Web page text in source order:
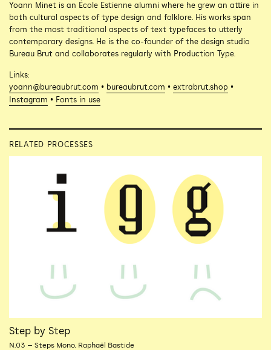
Yoann Minet is an École Estienne alumni where he grew an attire in
both cultural aspects of type design and folklore. His works span
from the most traditional aspects of text typefaces to utterly
contemporary designs. He is the co-founder of the design studio
Bureau Brut and collaborates regularly with Production Type.
Links:
yoann@bureaubrut.com • bureaubrut.com • extrabrut.shop •
Instagram • Fonts in use
RELATED PROCESSES
Step by Step
N.03 – Steps Mono, Raphaël Bastide